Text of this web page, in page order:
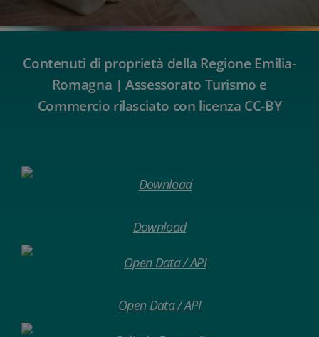
Contenuti di proprietà della Regione Emilia-
Romagna | Assessorato Turismo e
Commercio rilasciato con licenza CC-BY
Download
Open Data / API